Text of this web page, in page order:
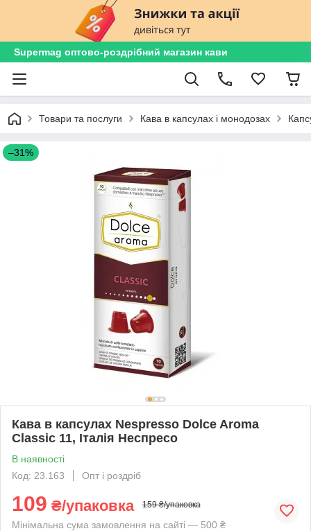
Supermag оптово-роздрібний магазин кави
Товари та послуги Кава в капсулах і монодозах
–31%
Кава в капсулах Nespresso Dolce Aroma
Classic 11, Італія Неспресо
В наявності
Код: 23.163
Опт і роздріб
109 ₴/упаковка 159 ₴/упаковка
Мінімальна сума замовлення на сайті — 500 ₴